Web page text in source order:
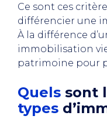
Ce sont ces
différencier une
À la différence
immobilisation
patrimoine pour
Quels sont
types